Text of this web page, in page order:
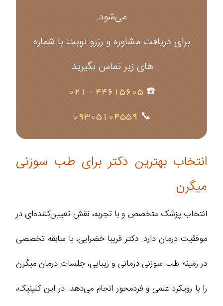
می‌شود.
برای دریافت مشاوره و رزرو نوبت با شماره
های زیر تماس بگیرید:
☎️
44615605 - 021
📞
09305104559
انتخاب بهترین دکتر برای طب سوزنی
میگرن
انتخاب پزشک متخصص و با تجربه، نقش تعیین‌کننده‌ای در
موفقیت درمان دارد. دکتر فریبا خضرایی، با سابقه تخصصی
در زمینه طب سوزنی درمانی و زیبایی، جلسات درمان میگرن
را با رویکرد علمی و فردمحور انجام می‌دهد. در این کلینیک،